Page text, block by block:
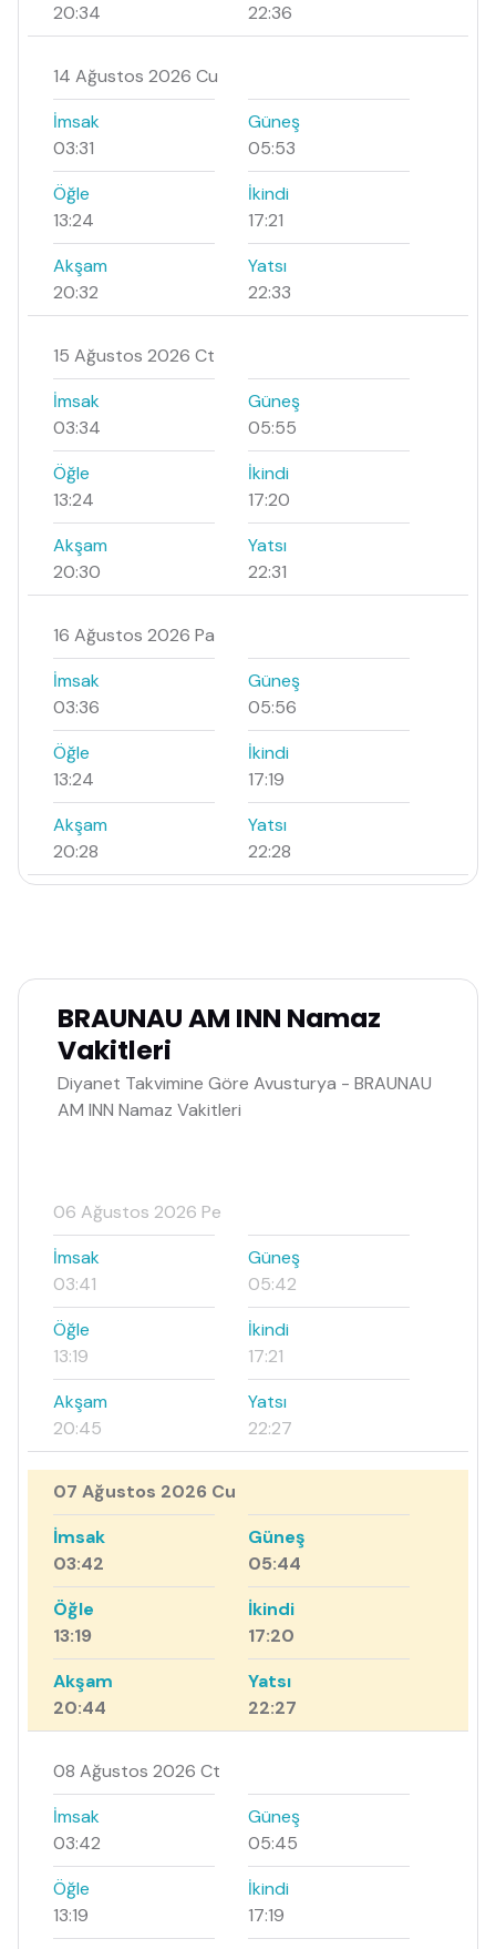
20:34
22:36
14 Ağustos 2026 Cu
İmsak
03:31
Güneş
05:53
Öğle
13:24
İkindi
17:21
Akşam
20:32
Yatsı
22:33
15 Ağustos 2026 Ct
İmsak
03:34
Güneş
05:55
Öğle
13:24
İkindi
17:20
Akşam
20:30
Yatsı
22:31
16 Ağustos 2026 Pa
İmsak
03:36
Güneş
05:56
Öğle
13:24
İkindi
17:19
Akşam
20:28
Yatsı
22:28
BRAUNAU AM INN Namaz
Vakitleri
Diyanet Takvimine Göre Avusturya - BRAUNAU
AM INN Namaz Vakitleri
06 Ağustos 2026 Pe
İmsak
03:41
Güneş
05:42
Öğle
13:19
İkindi
17:21
Akşam
20:45
Yatsı
22:27
07 Ağustos 2026 Cu
İmsak
03:42
Güneş
05:44
Öğle
13:19
İkindi
17:20
Akşam
20:44
Yatsı
22:27
08 Ağustos 2026 Ct
İmsak
03:42
Güneş
05:45
Öğle
13:19
İkindi
17:19